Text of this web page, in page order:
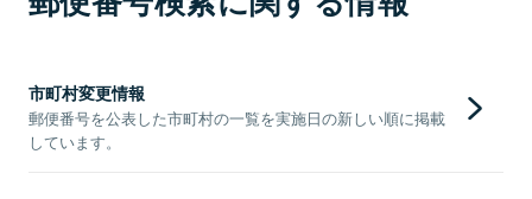
市町村変更情報
郵便番号を公表した市町村の一覧を実施日の新しい順に掲載
しています。